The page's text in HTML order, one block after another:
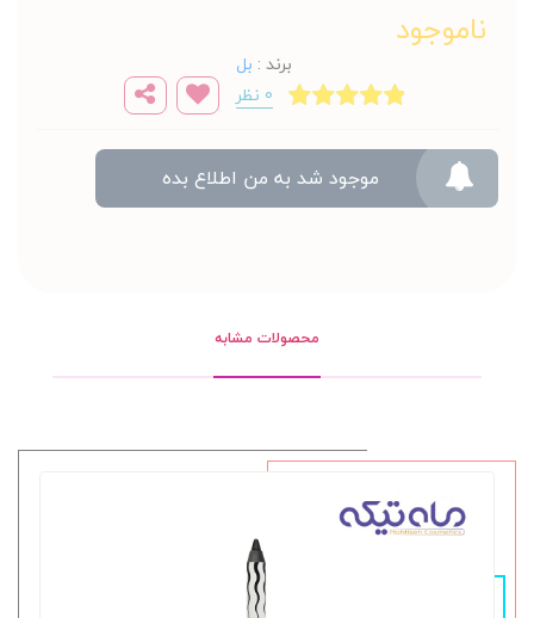
ناموجود
برند : بل
0 نظر
موجود شد به من اطلاع بده
محصولات مشابه